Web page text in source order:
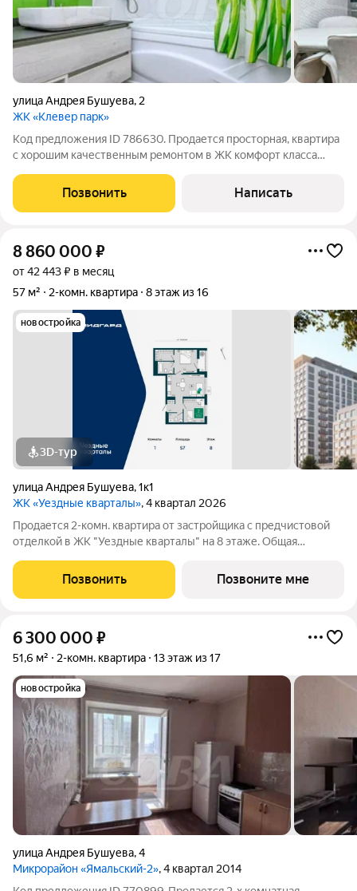
улица Андрея Бушуева, 2
ЖК «Клевер парк»
Код предложения ID 786630. Продается просторная, квартира
с хорошим качественным ремонтом в ЖК комфорт класса
слобода.В квартире выполнен качественный ремонт и мебель
делали под заказ.В шаговой
Позвонить Написать
8 860 000 ₽
от 42 443 ₽ в месяц
57 м²
2-комн. квартира 8 этаж из 16
новостройка
3D-тур
улица Андрея Бушуева,1к1
ЖК «Уездные кварталы», 4 квартал 2026
Продается 2-комн. квартира от застройщика с предчистовой
отделкой в ЖК "Уездные кварталы" на 8 этаже. Общая
столовой: 17.3 кв.м. Комнаты изолированные, все окна выходят
на одну сторону. В
Позвонить Позвоните мне
6 300 000 ₽
51,6 м² 2-комн. квартира 13 этаж из 17
новостройка
улица Андрея Бушуева,4
Микрорайон «Ямальский-2», 4 квартал 2014